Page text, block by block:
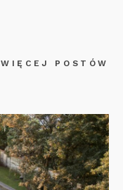
WIĘCEJ POSTÓW